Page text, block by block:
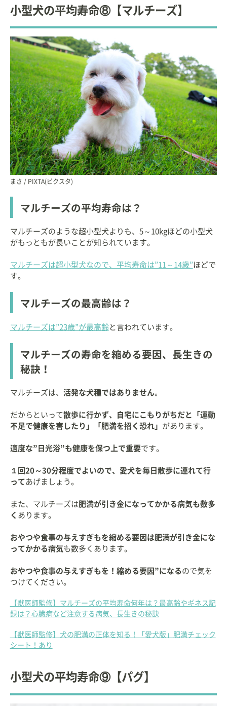
小型犬の平均寿命⑧【マルチーズ】
まさ / PIXTA(ピクスタ)
マルチーズの平均寿命は？
マルチーズのような超小型犬よりも、5～10kgほどの小型犬
がもっともが長いことが知られています。
マルチーズは超小型犬なので、平均寿命は”11～14歳”ほどで
す。
マルチーズの最高齢は？
マルチーズは”23歳”が最高齢と言われています。
マルチーズの寿命を縮める要因、長生きの
秘訣！
マルチーズは、 活発な犬種ではありません。
だからといって散歩に行かず、自宅にこもりがちだと「運動
不足で健康を害したり」「肥満を招く恐れ」 があります。
適度な”日光浴”も健康を保つ上で重要です。
１回20～30分程度でよいので、愛犬を毎日散歩に連れて行
ってあげましょう。
また、マルチーズは肥満が引き金になってかかる病気も数多
く あります。
おやつや食事の与えすぎもを縮める要因は肥満が引き金にな
ってかかる病気も数多くあります。
おやつや食事の与えすぎもを！縮める要因”になる ので気を
つけてください。
【獣医師監修】マルチーズの平均寿命何年は？最高齢やギネス記
録は？心臓病など注意する病気、長生きの秘訣
【獣医師監修】犬の肥満の正体を知る！「愛犬版」肥満チェック
シート！あり
小型犬の平均寿命⑨【パグ】